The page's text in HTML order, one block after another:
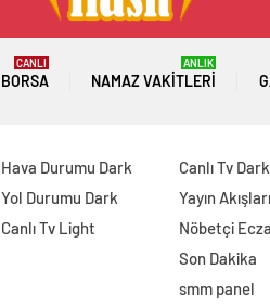
BORSA
CANLI
NAMAZ VAKITLERI
ANLIK
Hava Durumu Dark
Yol Durumu Dark
Canlı Tv Light
Canlı Tv Dark
Yayın
Nöbetçi
Son Dakika
smm panel